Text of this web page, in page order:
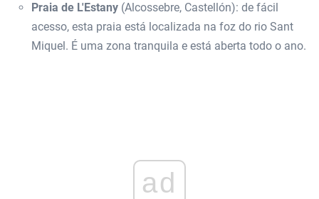
Praia de L'Estany (Alcossebre, Castellón): de fácil
acesso, esta praia está localizada na foz do rio Sant
Miquel. É uma zona tranquila e está aberta todo o ano.
ad